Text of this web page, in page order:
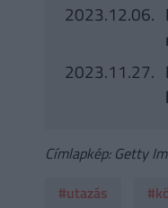
2023.12.06.
2023.11.27.
Címlapkép: Getty
#utazás